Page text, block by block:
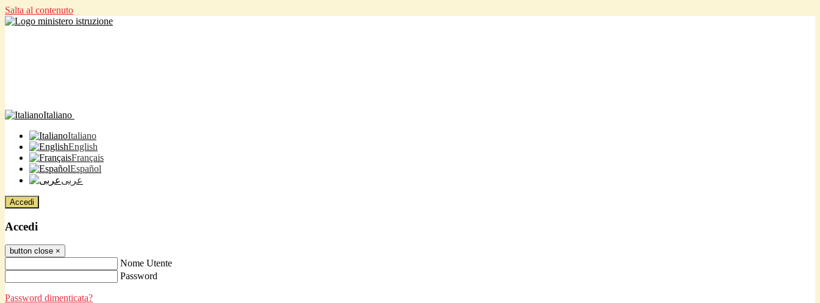
Salta al contenuto
Italiano
Italiano
English
Français
Español
عربى
Accedi
Accedi
button close ×
Nome Utente
Password
Password dimenticata?